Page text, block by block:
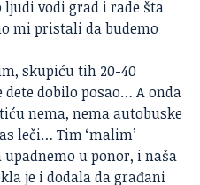
ljudi vodi grad i rade šta
mi pristali da budemo
skupiću tih 20-40
dobilo posao… A onda
nema, nema autobuske
leči… Tim ‘malim’
u ponor, i naša
je i dodala da građani